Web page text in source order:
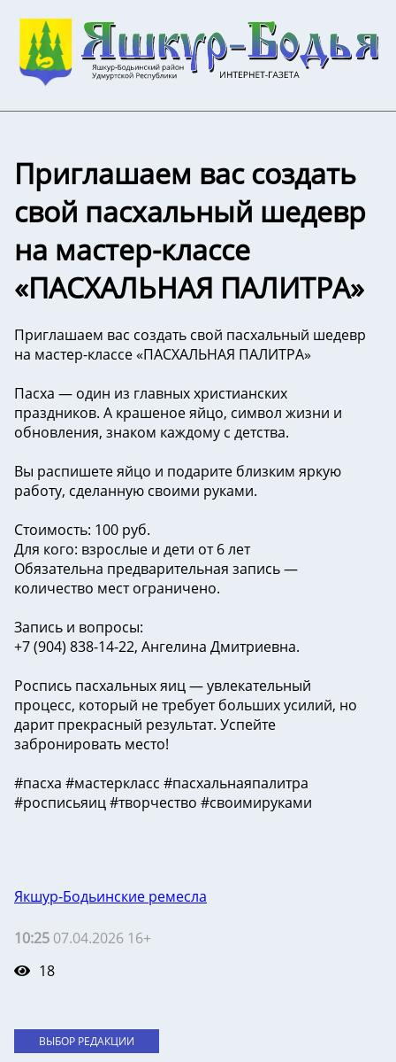
Приглашаем вас создать
свой пасхальный шедевр
на мастер-классе
«ПАСХАЛЬНАЯ ПАЛИТРА»
Приглашаем вас создать свой пасхальный шедевр
на мастер-классе «ПАСХАЛЬНАЯ ПАЛИТРА»
Пасха — один из главных христианских
праздников. А крашеное яйцо, символ жизни и
обновления, знаком каждому с детства.
Вы распишете яйцо и подарите близким яркую
работу, сделанную своими руками.
Стоимость: 100 руб.
Для кого: взрослые и дети от 6 лет
Обязательна предварительная запись —
количество мест ограничено.
Запись и вопросы:
+7 (904) 838-14-22, Ангелина Дмитриевна.
Роспись пасхальных яиц — увлекательный
процесс, который не требует больших усилий, но
дарит прекрасный результат. Успейте
забронировать место!
#пасха #мастеркласс #пасхальнаяпалитра
#росписьяиц #творчество #своимируками
Якшур-Бодьинские ремесла
10:25 07.04.2026 16+
18
ВЫБОР РЕДАКЦИИ